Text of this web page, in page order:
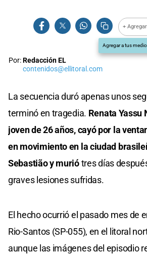
+
Agregar a tus
Por:Redacción EL
contenidos@ellitoral.com
La secuencia duró apenas unos
terminó en tragedia. Renata Yassu
joven de 26 años, cayó por la
en movimiento en la ciudad
Sebastião y muriótres días
graves lesiones sufridas.
El hecho ocurrió el pasado mes de
Rio-Santos (SP-055), en el litoral
aunque las imágenes del episodio